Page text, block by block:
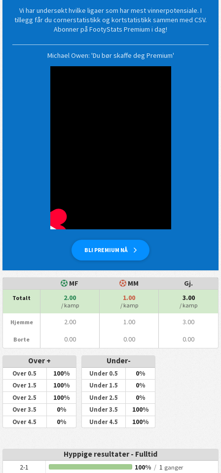
Vi har undersøkt hvilke ligaer som har mest vinnerpotensiale. I
tillegg får du cornerstatistikk og kortstatistikk sammen med CSV.
Abonner på FootyStats Premium i dag!
BLI PREMIUM NÅ
Michael Owen: 'Du bør skaffe deg Premium'
MF MM Gj.
Totalt 2.00
/ kamp
1.00
/ kamp
3.00
/ kamp
Hjemme 2.00 1.00 3.00
Borte 0.00 0.00 0.00
Over +
Over 0.5 100%
Over 1.5 100%
Over 2.5 100%
Over 3.5 0%
Over 4.5 0%
Under-
Under 0.5 0%
Under 1.5 0%
Under 2.5 0%
Under 3.5 100%
Under 4.5 100%
Hyppige resultater - Fulltid
2-1 100% / 1 ganger